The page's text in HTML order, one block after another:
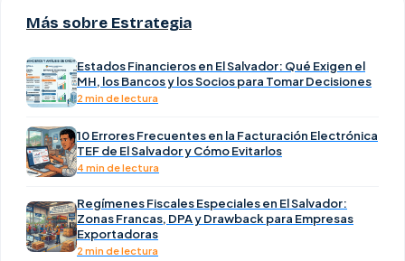
Más sobre Estrategia
Estados Financieros en El Salvador: Qué Exigen el
MH, los Bancos y los Socios para Tomar Decisiones
2 min de lectura
10 Errores Frecuentes en la Facturación Electrónica
TEF de El Salvador y Cómo Evitarlos
4 min de lectura
Regímenes Fiscales Especiales en El Salvador:
Zonas Francas, DPA y Drawback para Empresas
Exportadoras
2 min de lectura